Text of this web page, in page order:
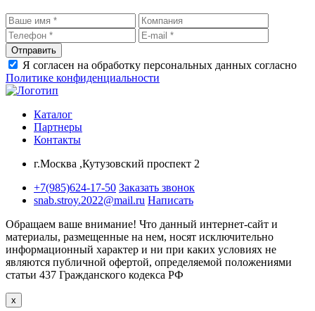
Отправить
Я согласен на обработку персональных данных согласно
Политике конфиденциальности
Каталог
Партнеры
Контакты
г.Москва ,Кутузовский проспект 2
+7(985)624-17-50 Заказать звонок
snab.stroy.2022@mail.ru Написать
Обращаем ваше внимание! Что данный интернет-сайт и
материалы, размещенные на нем, носят исключительно
информационный характер и ни при каких условиях не
являются публичной офертой, определяемой положениями
статьи 437 Гражданского кодекса РФ
x